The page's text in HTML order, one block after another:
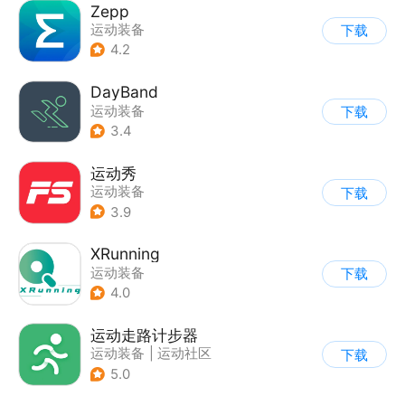
Zepp
运动装备
4.2
下载
DayBand
运动装备
3.4
下载
运动秀
运动装备
3.9
下载
XRunning
运动装备
4.0
下载
运动走路计步器
运动装备
运动社区
5.0
下载